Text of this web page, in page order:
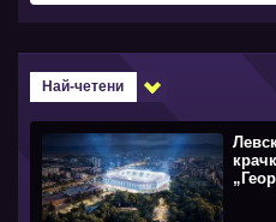
Най-четени